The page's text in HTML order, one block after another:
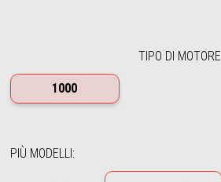
TIPO DI MOTORE
1000
PIÙ MODELLI: